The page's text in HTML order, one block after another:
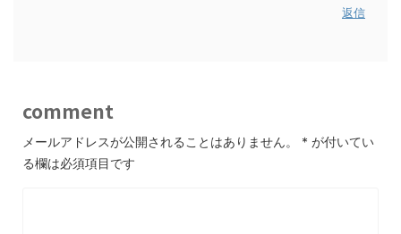
返信
comment
メールアドレスが公開されることはありません。 * が付いてい
る欄は必須項目です